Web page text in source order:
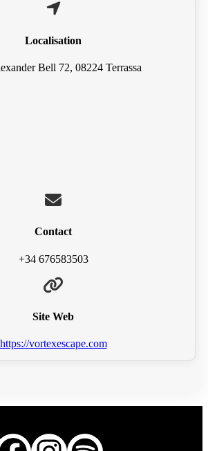
Localisation
Bell 72, 08224 Terrassa
Contact
+34 676583503
Site Web
https://vortexescape.com